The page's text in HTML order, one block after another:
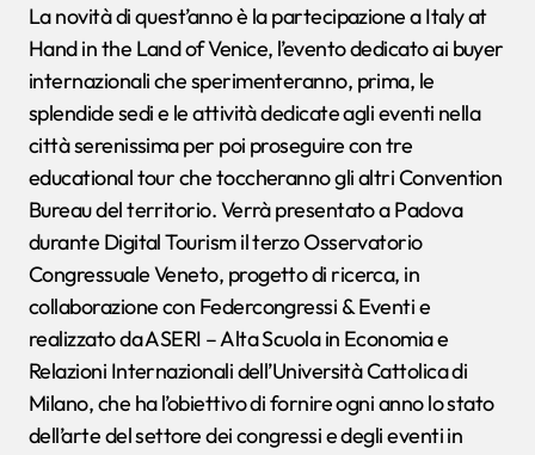
La novità di quest’anno è la partecipazione a Italy at
Hand in the Land of Venice, l’evento dedicato ai buyer
internazionali che sperimenteranno, prima, le
splendide sedi e le attività dedicate agli eventi nella
città serenissima per poi proseguire con tre
educational tour che toccheranno gli altri Convention
Bureau del territorio. Verrà presentato a Padova
durante Digital Tourism il terzo Osservatorio
Congressuale Veneto, progetto di ricerca, in
collaborazione con Federcongressi & Eventi e
realizzato da ASERI – Alta Scuola in Economia e
Relazioni Internazionali dell’Università Cattolica di
Milano, che ha l’obiettivo di fornire ogni anno lo stato
dell’arte del settore dei congressi e degli eventi in